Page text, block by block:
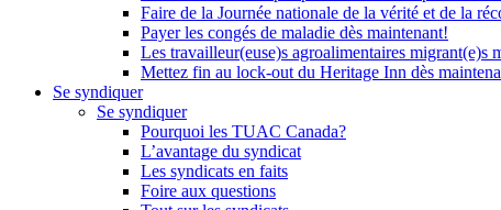
Faire de la Journée nationale de la vérité et de la
Payer les congés de maladie dès maintenant!
Les travailleur(euse)s agroalimentaires migrant(e)s
Mettez fin au lock-out du Heritage Inn dès
Se syndiquer
Se syndiquer
Pourquoi les TUAC Canada?
L’avantage du syndicat
Les syndicats en faits
Foire aux questions